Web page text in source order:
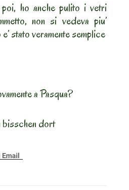
ho anche pulito i vetri
non si vedeva piu’
stato veramente semplice
a Pasqua?
bisschen dort